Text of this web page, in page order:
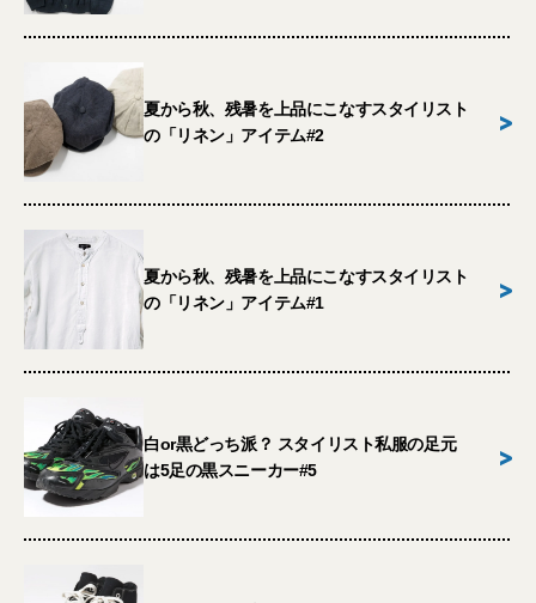
夏から秋、残暑を上品にこなすスタイリスト
の「リネン」アイテム#2
>
夏から秋、残暑を上品にこなすスタイリスト
の「リネン」アイテム#1
>
白or黒どっち派？ スタイリスト私服の足元
は5足の黒スニーカー#5
>